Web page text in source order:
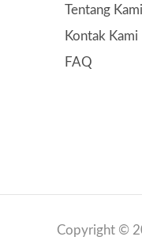
Tentang Kami
Kontak Kami
FAQ
Copyright ©